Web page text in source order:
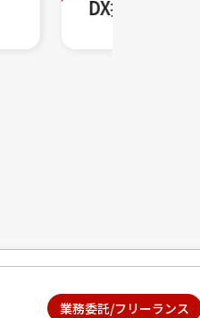
業務委託/フリーランス